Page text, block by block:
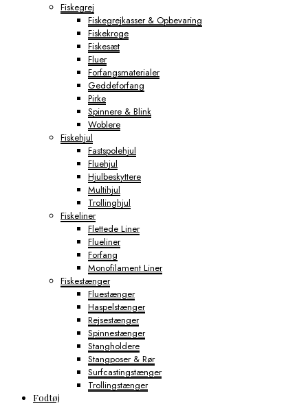
Fiskegrej
Fiskegrejkasser & Opbevaring
Fiskekroge
Fiskesæt
Fluer
Forfangsmaterialer
Geddeforfang
Pirke
Spinnere & Blink
Woblere
Fiskehjul
Fastspolehjul
Fluehjul
Hjulbeskyttere
Multihjul
Trollinghjul
Fiskeliner
Flettede Liner
Flueliner
Forfang
Monofilament Liner
Fiskestænger
Fluestænger
Haspelstænger
Rejsestænger
Spinnestænger
Stangholdere
Stangposer & Rør
Surfcastingstænger
Trollingstænger
Fodtøj